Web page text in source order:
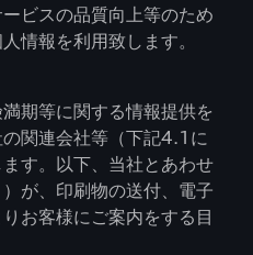
ビスの品質向上等のため
情報を利用致します。
期等に関する情報提供を
関連会社等（下記4.1に
す。以下、当社とあわせ
が、印刷物の送付、電子
お客様にご案内をする目